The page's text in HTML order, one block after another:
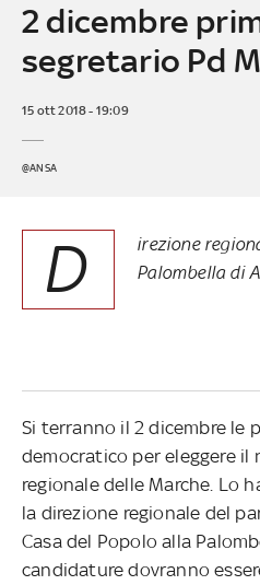
2 dicembre
segretario Pd
15 ott 2018 - 19:09
@ANSA
D
irezione
Palombella di
Si terranno il 2 dicembre le
democratico per eleggere il
regionale delle Marche. Lo
la direzione regionale del
Casa del Popolo alla
candidature dovranno